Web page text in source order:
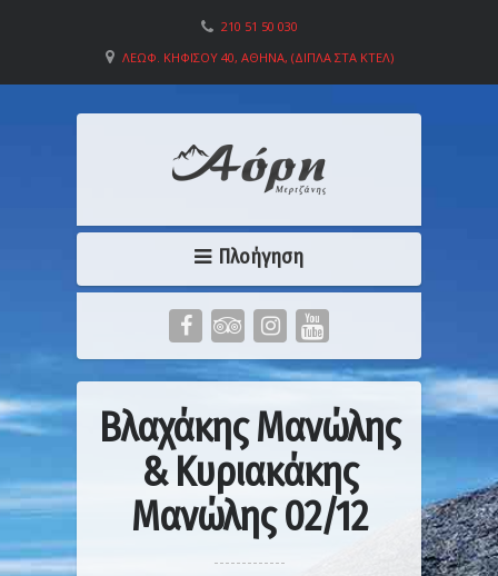
210 51 50 030
ΛΕΩΦ. ΚΗΦΙΣΟΎ 40, ΑΘΉΝΑ, (ΔΊΠΛΑ ΣΤΑ ΚΤΕΛ)
Πλοήγηση
Βλαχάκης Μανώλης
& Κυριακάκης
Μανώλης 02/12